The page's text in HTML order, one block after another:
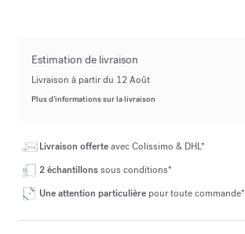
Estimation de livraison
Livraison à partir du 12 Août
Plus d’informations sur la livraison
Livraison offerteavec Colissimo & DHL*
2 échantillonssous conditions*
Une attention particulière pour toute commande*